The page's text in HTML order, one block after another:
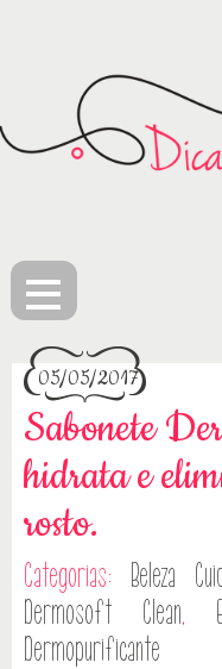
≡
05/05/2017
Sabonete
hidrata e
rosto.
Categorias: Beleza
Dermosoft Clean,
Dermopurificante